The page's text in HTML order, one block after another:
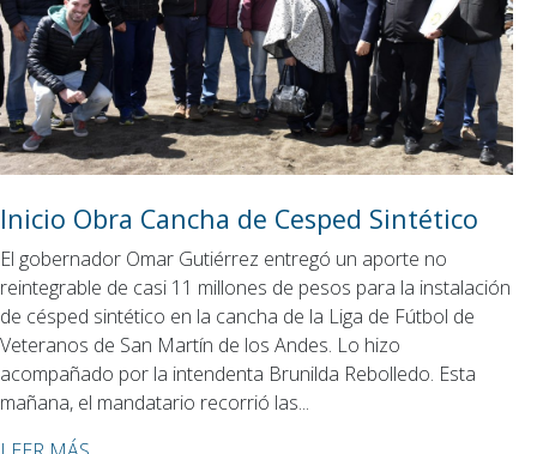
Inicio Obra Cancha de Cesped Sintético
El gobernador Omar Gutiérrez entregó un aporte no
reintegrable de casi 11 millones de pesos para la instalación
de césped sintético en la cancha de la Liga de Fútbol de
Veteranos de San Martín de los Andes. Lo hizo
acompañado por la intendenta Brunilda Rebolledo. Esta
mañana, el mandatario recorrió las...